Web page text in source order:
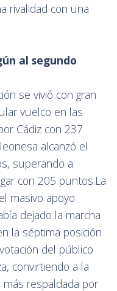
rivalidad con una
al segundo
se vivió con gran
vuelco en las
Cádiz con 237
alcanzó el
superando a
con 205 puntos.La
masivo apoyo
dejado la marcha
la séptima posición
del público
convirtiendo a la
respaldada por